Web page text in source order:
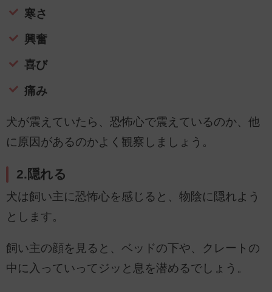
寒さ
興奮
喜び
痛み
犬が震えていたら、恐怖心で震えているのか、他
に原因があるのかよく観察しましょう。
2.隠れる
犬は飼い主に恐怖心を感じると、物陰に隠れよう
とします。
飼い主の顔を見ると、ベッドの下や、クレートの
中に入っていってジッと息を潜めるでしょう。